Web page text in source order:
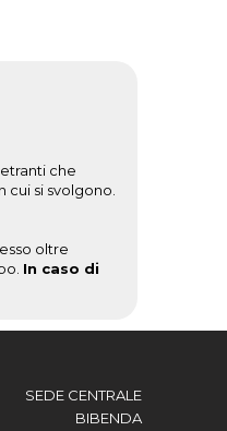
che
si svolgono.
oltre
In caso di
SEDE CENTRALE
BIBENDA